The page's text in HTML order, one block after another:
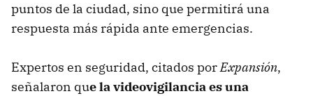
puntos de la ciudad, sino que permitirá una
respuesta más rápida ante emergencias.
Expertos en seguridad, citados porExpansión,
señalaron que la videovigilancia es una